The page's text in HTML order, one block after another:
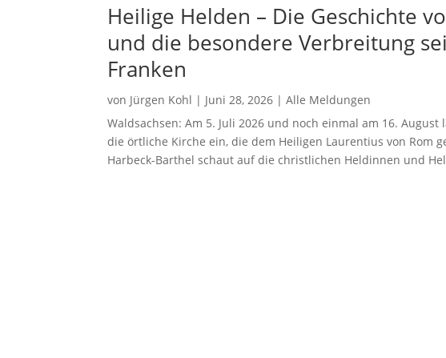
Heilige Helden – Die Geschichte
und die besondere Verbreitung
Franken
von Jürgen Kohl | Juni 28, 2026 |Alle Meldungen
Waldsachsen: Am 5. Juli 2026 und noch einmal am 16.
die örtliche Kirche ein, die dem Heiligen Laurentius von Rom
Harbeck-Barthel schaut auf die christlichen Heldinnen und